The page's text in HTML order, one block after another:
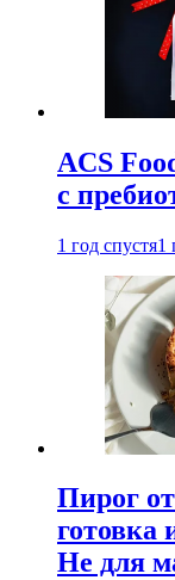
ACS
с
1 год спустя1
Пирог
готовка
Не для